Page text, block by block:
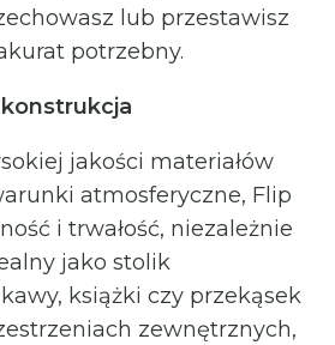
lub przestawisz
potrzebny.
jakości materiałów
atmosferyczne, Flip
i trwałość, niezależnie
jako stolik
książki czy przekąsek
zewnętrznych,